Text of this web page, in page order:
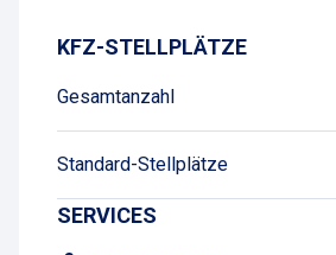
KFZ-STELLPLÄTZE
Gesamtanzahl
Standard-Stellplätze
SERVICES